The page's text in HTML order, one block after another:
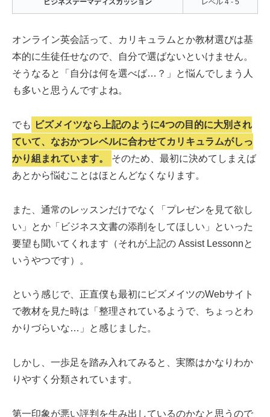
ビジネステーマディスカッション レベル 4 - 5
オンライン英会話って、カリキュラムとか教材選びは基
本的に生徒任せなので、自分で選ばないといけません。
そうなると「自分は何を選べば…？」と悩んでしまう人
も多いと思うんですよね。
でも ビズメイツなら上記のように4つの目的に大別され
ていて、なおかつレベルに合わせてカリキュラムがしっ
かり組まれています。
そのため、最初に決めてしまえば
あとから悩むことはほとんどなくなります。
また、通常のレッスンだけでなく「プレゼンを見て欲し
い」とか「ビジネス文書の添削をしてほしい」といった
要望も聞いてくれます（それが上記の Assist Lessonnと
いうやつです）。
という感じで、正直僕も最初にビズメイツのWebサイト
で教材を見た時は「整理されているようで、ちょっとわ
かりづらいな…」と感じました。
しかし、一歩足を踏み入れてみると、実際はかなりわか
りやすく分類されています。
第一印象が悪い評判を生み出しているのかなと思うので